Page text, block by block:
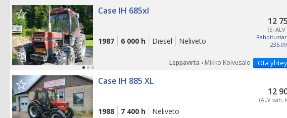
Case IH 685xl
12
(Ei
1987 6 000 h Diesel Neliveto
Ota
Leppävirta › Mikko Koivusalo
Case IH 885 XL
12
(ALV väh.
1988 7 400 h Neliveto